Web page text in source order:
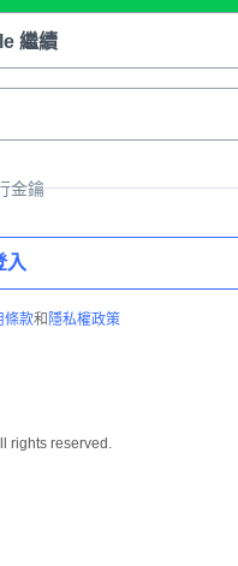
繼續
金鑰
入
條款和 隱私權政策
rights reserved.